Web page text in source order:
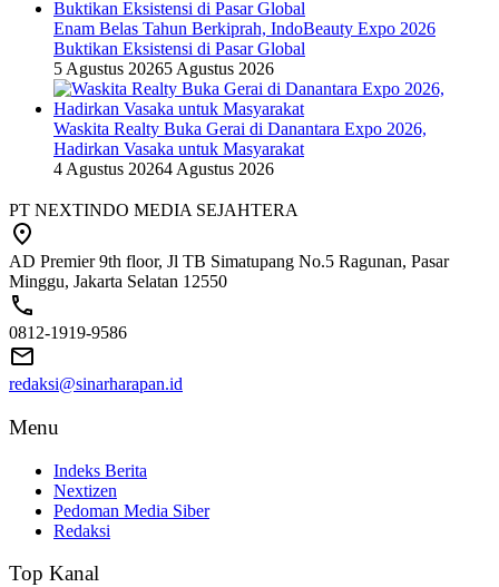
Enam Belas Tahun Berkiprah, IndoBeauty Expo 2026
Buktikan Eksistensi di Pasar Global
5 Agustus 20265 Agustus 2026
Waskita Realty Buka Gerai di Danantara Expo 2026,
Hadirkan Vasaka untuk Masyarakat
4 Agustus 20264 Agustus 2026
PT NEXTINDO MEDIA SEJAHTERA
AD Premier 9th floor, Jl TB Simatupang No.5 Ragunan, Pasar
Minggu, Jakarta Selatan 12550
0812-1919-9586
redaksi@sinarharapan.id
Menu
Indeks Berita
Nextizen
Pedoman Media Siber
Redaksi
Top Kanal